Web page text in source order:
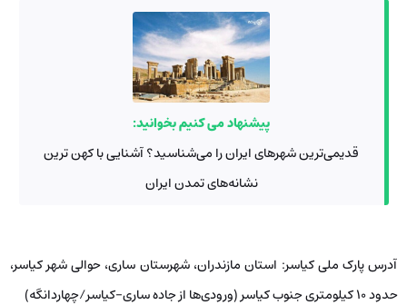
پیشنهاد می کنیم بخوانید:
قدیمی‌ترین شهرهای ایران را می‌شناسید؟ آشنایی با کهن ترین
نشانه‌های تمدن ایران
آدرس پارک ملی کیاسر: استان مازندران، شهرستان ساری، حوالی شهر کیاسر،
حدود ۱۰ کیلومتری جنوب کیاسر (ورودی‌ها از جاده ساری-کیاسر/چهاردانگه)